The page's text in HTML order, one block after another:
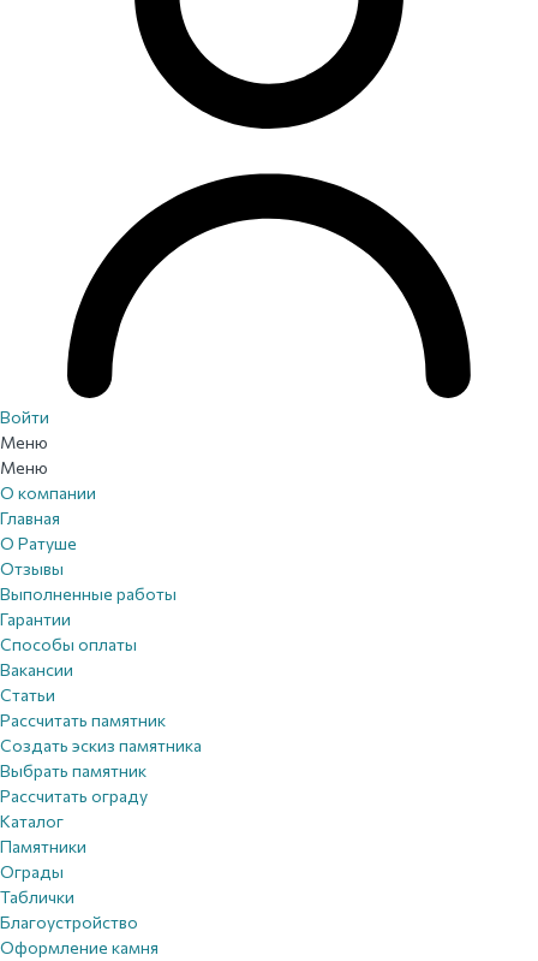
Войти
Меню
Меню
О компании
Главная
О Ратуше
Отзывы
Выполненные работы
Гарантии
Способы оплаты
Вакансии
Статьи
Рассчитать памятник
Создать эскиз памятника
Выбрать памятник
Рассчитать ограду
Каталог
Памятники
Ограды
Таблички
Благоустройствo
Оформление камня